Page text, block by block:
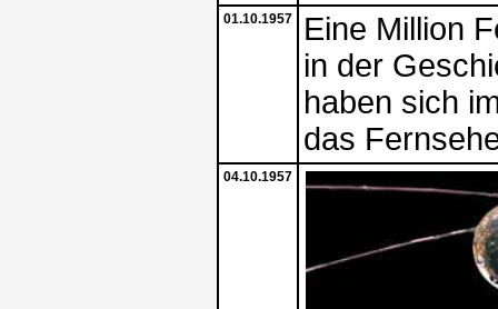
01.10.1957
Eine Million
in der
haben sich
das
04.10.1957